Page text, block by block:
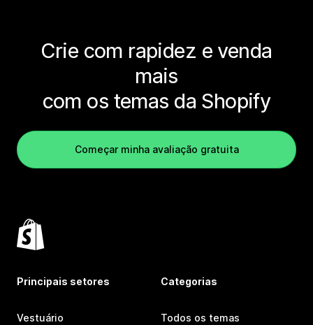
Crie com rapidez e venda
mais
com os temas da Shopify
Começar minha avaliação gratuita
Principais setores
Vestuário
Categorias
Todos os temas